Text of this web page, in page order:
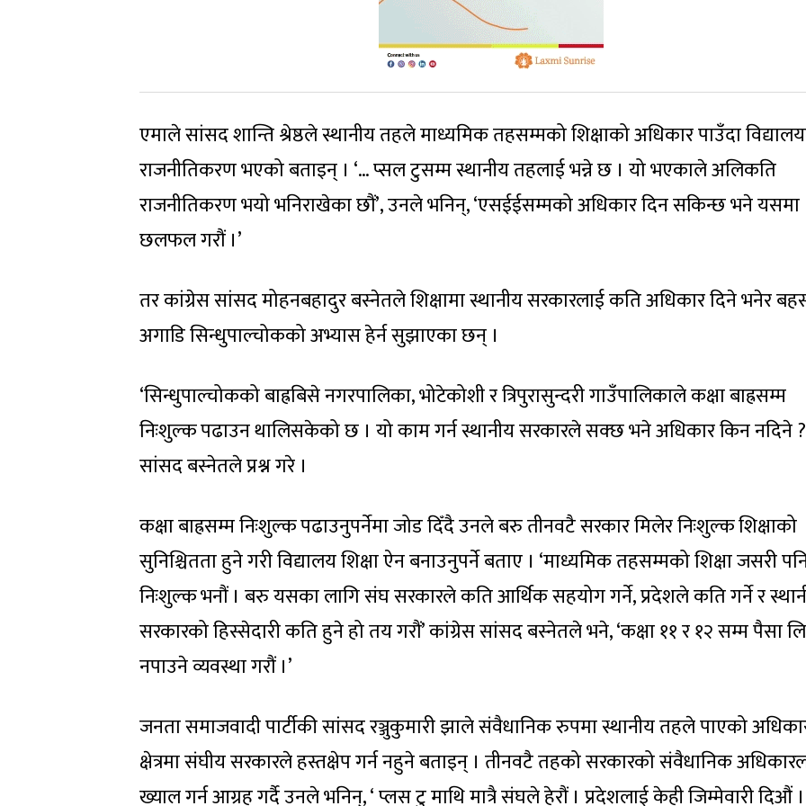
एमाले सांसद शान्ति श्रेष्ठले स्थानीय तहले माध्यमिक तहसम्मको शिक्षाको अधिकार पाउँदा
राजनीतिकरण भएको बताइन् । ‘… प्सल टुसम्म स्थानीय तहलाई भन्ने छ । यो भएकाले अलिकति
राजनीतिकरण भयो भनिराखेका छौं’, उनले भनिन्, ‘एसईईसम्मको अधिकार दिन सकिन्छ भने यसमा
छलफल गरौं ।’
तर कांग्रेस सांसद मोहनबहादुर बस्नेतले शिक्षामा स्थानीय सरकारलाई कति अधिकार दिने भनेर
अगाडि सिन्धुपाल्चोकको अभ्यास हेर्न सुझाएका छन् ।
‘सिन्धुपाल्चोकको बाह्रबिसे नगरपालिका, भोटेकोशी र त्रिपुरासुन्दरी गाउँपालिकाले कक्षा बाह्रसम्म
निःशुल्क पढाउन थालिसकेको छ । यो काम गर्न स्थानीय सरकारले सक्छ भने अधिकार किन नदिने
सांसद बस्नेतले प्रश्न गरे ।
कक्षा बाह्रसम्म निःशुल्क पढाउनुपर्नेमा जोड दिँदै उनले बरु तीनवटै सरकार मिलेर निःशुल्क शिक्षाको
सुनिश्चितता हुने गरी विद्यालय शिक्षा ऐन बनाउनुपर्ने बताए । ‘माध्यमिक तहसम्मको शिक्षा जसरी
निःशुल्क भनौं । बरु यसका लागि संघ सरकारले कति आर्थिक सहयोग गर्ने, प्रदेशले कति गर्ने र
सरकारको हिस्सेदारी कति हुने हो तय गरौं’ कांग्रेस सांसद बस्नेतले भने, ‘कक्षा ११ र १२ सम्म पैसा
नपाउने व्यवस्था गरौं ।’
जनता समाजवादी पार्टीकी सांसद रञ्जुकुमारी झाले संवैधानिक रुपमा स्थानीय तहले पाएको
क्षेत्रमा संघीय सरकारले हस्तक्षेप गर्न नहुने बताइन् । तीनवटै तहको सरकारको संवैधानिक
ख्याल गर्न आग्रह गर्दै उनले भनिन्, ‘ प्लस टु माथि मात्रै संघले हेरौं । प्रदेशलाई केही जिम्मेवारी दिऔं ।